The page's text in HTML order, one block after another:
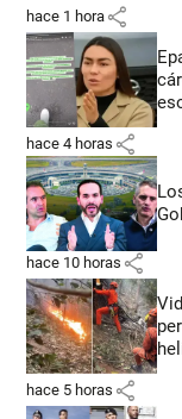
hace 1 hora share
hace 4 horas share
hace 10 horas share
hace 5 horas share